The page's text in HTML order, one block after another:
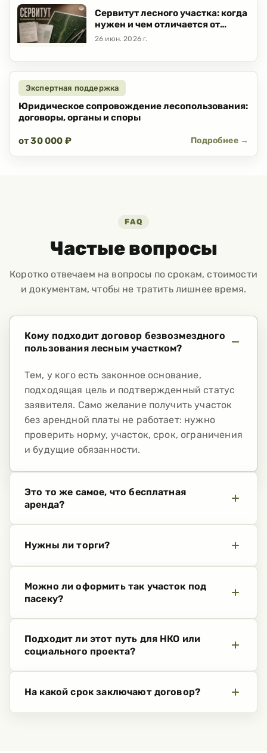
Сервитут лесного участка: когда
нужен и чем отличается от
аренды
26 июн. 2026 г.
Экспертная поддержка
Юридическое сопровождение лесопользования:
договоры, органы и споры
от 30 000 ₽ Подробнее →
FAQ
Частые вопросы
Коротко отвечаем на вопросы по срокам, стоимости
и документам, чтобы не тратить лишнее время.
Кому подходит договор безвозмездного
пользования лесным участком?
Тем, у кого есть законное основание,
подходящая цель и подтвержденный статус
заявителя. Само желание получить участок
без арендной платы не работает: нужно
проверить норму, участок, срок, ограничения
и будущие обязанности.
Это то же самое, что бесплатная
аренда?
Нужны ли торги?
Можно ли оформить так участок под
пасеку?
Подходит ли этот путь для НКО или
социального проекта?
На какой срок заключают договор?